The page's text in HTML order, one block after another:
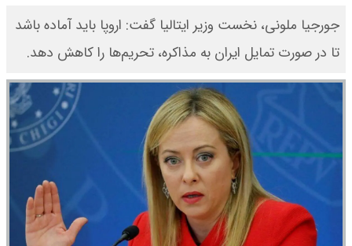
جورجیا ملونی، نخست وزیر ایتالیا گفت: اروپا باید آماده باشد
تا در صورت تمایل ایران به مذاکره، تحریم‌ها را کاهش دهد.